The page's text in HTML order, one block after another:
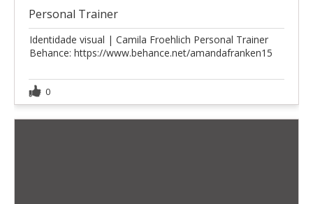
Personal Trainer
Identidade visual | Camila Froehlich Personal Trainer
Behance: https://www.behance.net/amandafranken15
0